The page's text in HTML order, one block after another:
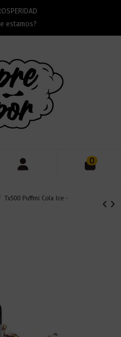
estamos?
0
Tx500 Puffmi Cola Ice -